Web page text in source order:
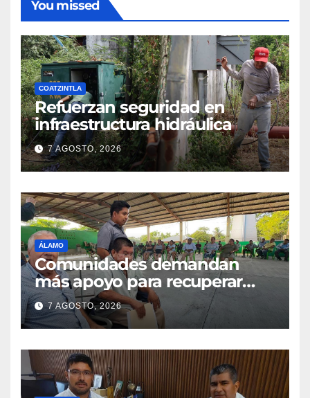
You missed
COATZINTLA
Refuerzan seguridad en
infraestructura hidráulica
7 AGOSTO, 2026
ÁLAMO
Comunidades demandan
más apoyo para recuperar
parcelas
7 AGOSTO, 2026